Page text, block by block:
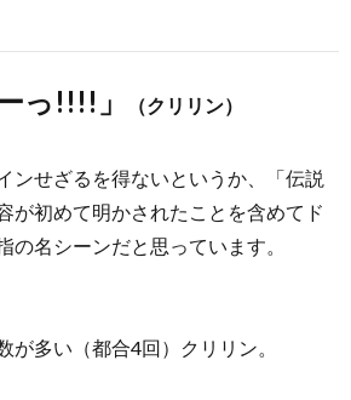
っ!!!!」 （クリリン）
ンせざるを得ないというか、「伝説
が初めて明かされたことを含めてド
の名シーンだと思っています。
が多い（都合4回）クリリン。